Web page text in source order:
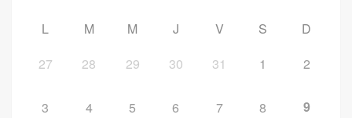
L M M J V S
D
27
28 29 30 31 1 2
3 4 5 6 7 8 9